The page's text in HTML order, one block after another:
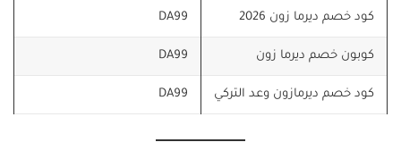
كود خصم ديرما زون 2026 DA99
كوبون خصم ديرما زون DA99
كود خصم ديرمازون وعد التركي DA99